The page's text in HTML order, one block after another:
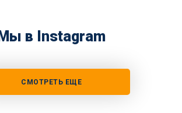
Мы в Instagram
СМОТРЕТЬ ЕЩЕ